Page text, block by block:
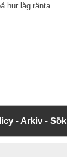
hur låg ränta
-Arkiv - Sök